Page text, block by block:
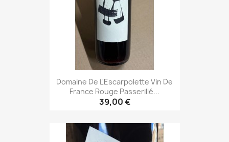
Domaine De L'Escarpolette Vin De
France Rouge Passerillé...
39,00 €